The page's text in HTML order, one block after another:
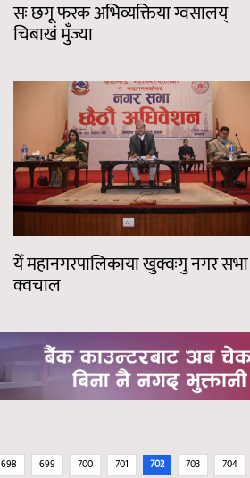
सः छगू फरक अभिव्यक्तिया ग्वसालय्
चिबाखं मुँज्या
येँ महानगरपालिकाया खुक्वःगु नगर सभा
क्वचाल
698 699 700 701 702 703 704